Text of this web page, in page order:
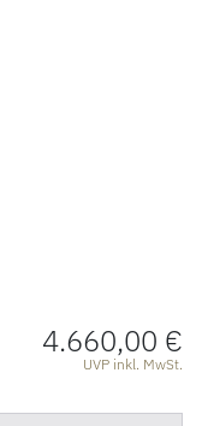
4.660,00 €
UVP inkl. MwSt.